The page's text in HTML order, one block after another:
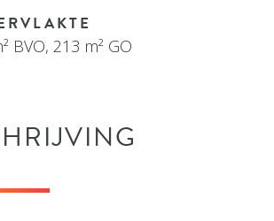
BVO, 213 m² GO